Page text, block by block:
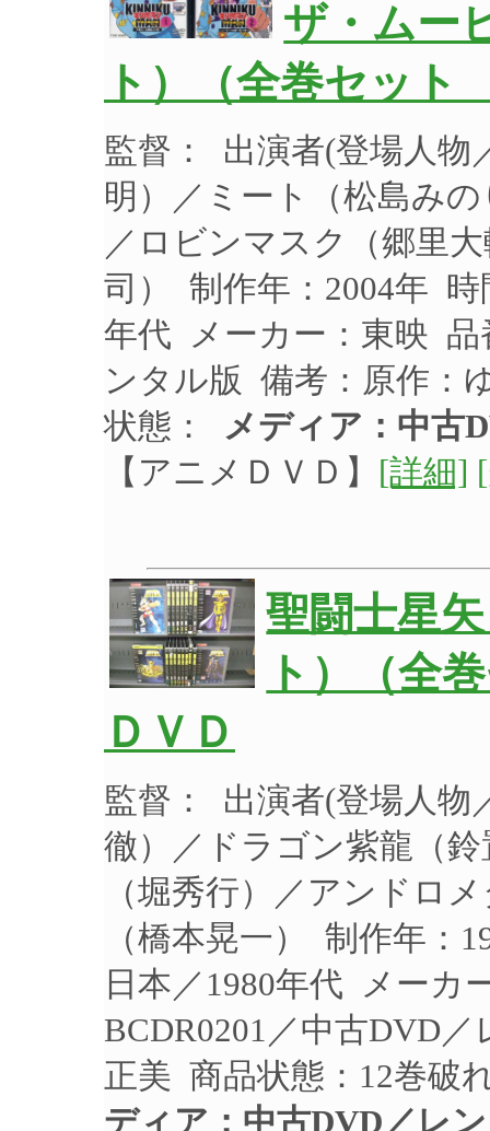
ザ・ム
ト）（全巻セッ
監督： 出演者(登場人物
明）／ミート（松島み
／ロビンマスク（郷里
司） 制作年：2004年 時
年代 メーカー：東映 品
ンタル版 備考：原作：
状態：
メディア：中古
【アニメＤＶＤ】 [詳細]
聖闘士星
ト）（全
ＤＶＤ
監督： 出演者(登場人物
徹）／ドラゴン紫龍（
（堀秀行）／アンドロ
（橋本晃一） 制作年：
日本／1980年代 メーカ
BCDR0201／中古DVD
正美 商品状態：12巻破
ディア：中古DVD／レ